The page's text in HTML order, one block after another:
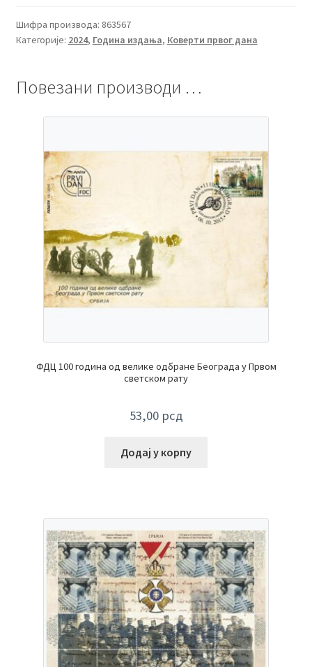
сећања
на
светског
Шифра производа: 863567
Категорије: 2024, Година издања, Коверти првог дана
Повезани производи …
ФДЦ 100 година од велике одбране Београда у Првом
светском рату
53,00 рсд
Додај у корпу